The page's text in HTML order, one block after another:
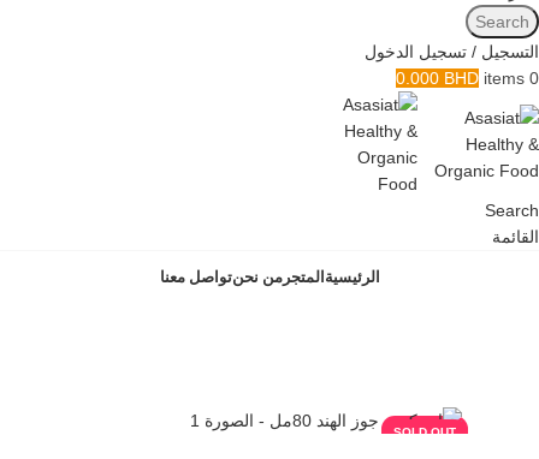
Search
التسجيل / تسجيل الدخول
0
items
0.000 BHD
Search
القائمة
الرئيسية المتجرمن نحنتواصل معنا
SOLD OUT
SOLD OUT